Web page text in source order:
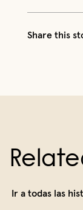
Share this
Ir a todas las